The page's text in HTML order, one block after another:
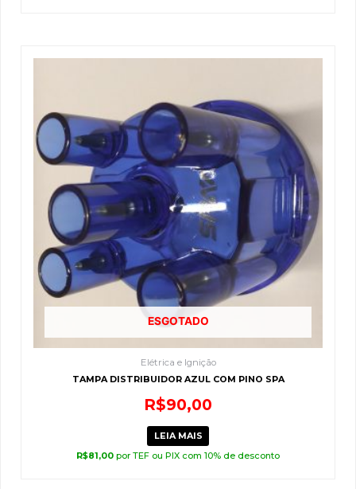
ESGOTADO
Elétrica e Ignição
TAMPA DISTRIBUIDOR AZUL COM PINO SPA
R$90,00
LEIA MAIS
R$81,00 por TEF ou PIX com 10% de desconto